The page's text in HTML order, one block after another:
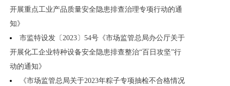
开展重点工业产品质量安全隐患排查治理专项行动的通
知》
市监特设发〔2023〕54号《市场监管总局办公厅关于
开展化工企业特种设备安全隐患排查整治“百日攻坚”行
动的通知》
《市场监管总局关于2023年粽子专项抽检不合格情况